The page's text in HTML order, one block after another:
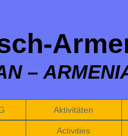
–
Aktivitäten
Activities